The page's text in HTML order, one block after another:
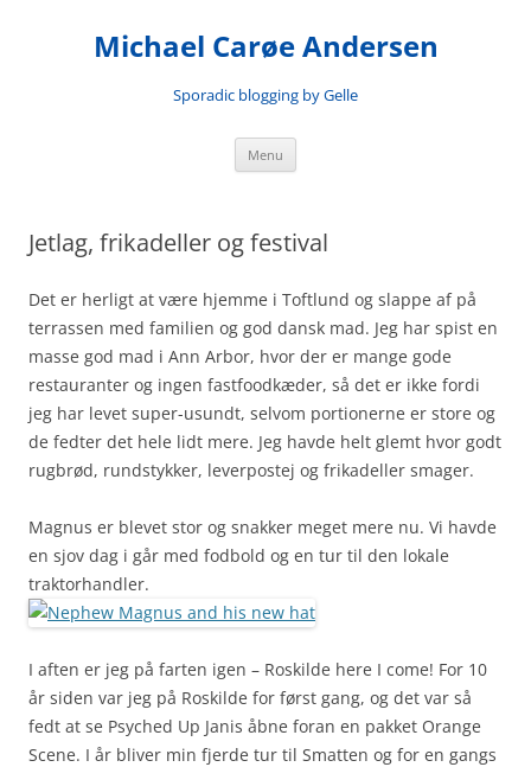
Michael Carøe Andersen
Sporadic blogging by Gelle
Menu
Jetlag, frikadeller og festival
Det er herligt at være hjemme i Toftlund og slappe af på
terrassen med familien og god dansk mad. Jeg har spist en
masse god mad i Ann Arbor, hvor der er mange gode
restauranter og ingen fastfoodkæder, så det er ikke fordi
jeg har levet super-usundt, selvom portionerne er store og
de fedter det hele lidt mere. Jeg havde helt glemt hvor godt
rugbrød, rundstykker, leverpostej og frikadeller smager.
Magnus er blevet stor og snakker meget mere nu. Vi havde
en sjov dag i går med fodbold og en tur til den lokale
traktorhandler.
I aften er jeg på farten igen – Roskilde here I come! For 10
år siden var jeg på Roskilde for først gang, og det var så
fedt at se Psyched Up Janis åbne foran en pakket Orange
Scene. I år bliver min fjerde tur til Smatten og for en gangs